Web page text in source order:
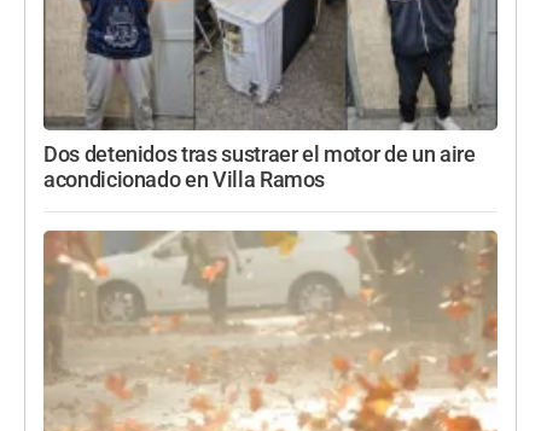
Dos detenidos tras sustraer el motor de un aire
acondicionado en Villa Ramos